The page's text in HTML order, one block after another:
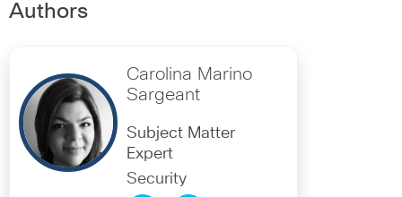
Authors
Carolina Marino
Sargeant
Subject Matter
Expert
Security